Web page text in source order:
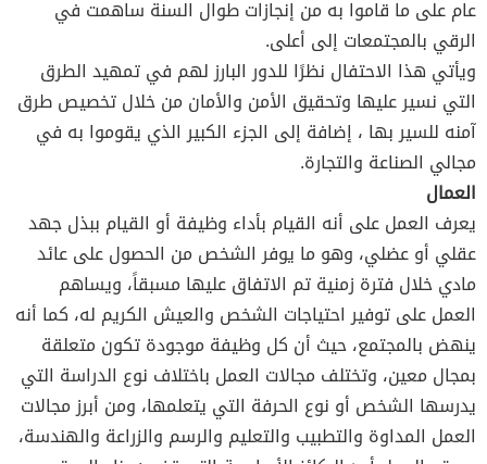
عام على ما قاموا به من إنجازات طوال السنة ساهمت في
الرقي بالمجتمعات إلى أعلى.
ويأتي هذا الاحتفال نظرًا للدور البارز لهم في تمهيد الطرق
التي نسير عليها وتحقيق الأمن والأمان من خلال تخصيص طرق
آمنه للسير بها ، إضافة إلى الجزء الكبير الذي يقوموا به في
مجالي الصناعة والتجارة.
العمال
يعرف العمل على أنه القيام بأداء وظيفة أو القيام ببذل جهد
عقلي أو عضلي، وهو ما يوفر الشخص من الحصول على عائد
مادي خلال فترة زمنية تم الاتفاق عليها مسبقاً، ويساهم
العمل على توفير احتياجات الشخص والعيش الكريم له، كما أنه
ينهض بالمجتمع، حيث أن كل وظيفة موجودة تكون متعلقة
بمجال معين، وتختلف مجالات العمل باختلاف نوع الدراسة التي
يدرسها الشخص أو نوع الحرفة التي يتعلمها، ومن أبرز مجالات
العمل المداوة والتطبيب والتعليم والرسم والزراعة والهندسة،